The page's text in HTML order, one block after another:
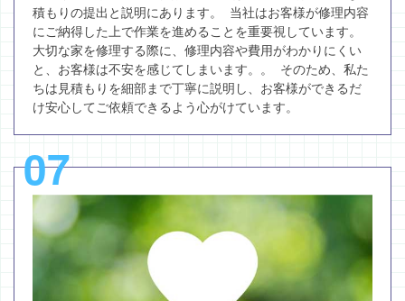
積もりの提出と説明にあります。 当社はお客様が修理内容
にご納得した上で作業を進めることを重要視しています。
大切な家を修理する際に、修理内容や費用がわかりにくい
と、お客様は不安を感じてしまいます。。 そのため、私た
ちは見積もりを細部まで丁寧に説明し、お客様ができるだ
け安心してご依頼できるよう心がけています。
07